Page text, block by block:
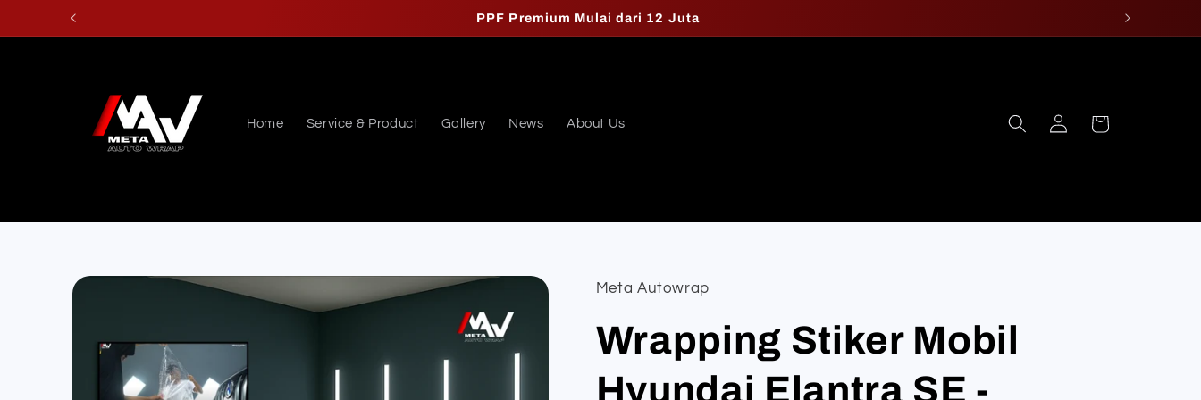
Skip to
PPF Premium Mulai dari 12 Juta
Home Service & Product Gallery News About Us
Log
in
Cart
Skip to
Meta Autowrap
Wrapping Stiker Mobil
Hyundai Elantra SE -